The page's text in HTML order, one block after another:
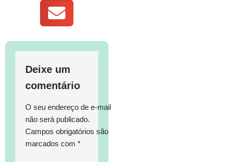
Deixe um
comentário
O seu endereço de e-mail
não será publicado.
Campos obrigatórios são
marcados com *